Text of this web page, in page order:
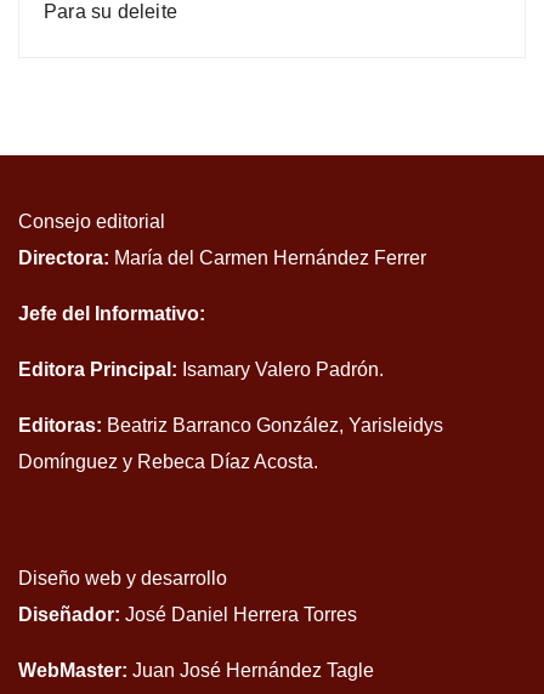
Para su deleite
Consejo editorial
Directora: María del Carmen Hernández Ferrer
Jefe del Informativo:
Editora Principal: Isamary Valero Padrón.
Editoras: Beatriz Barranco González, Yarisleidys
Domínguez y Rebeca Díaz Acosta.
Diseño web y desarrollo
Diseñador: José Daniel Herrera Torres
WebMaster: Juan José Hernández Tagle